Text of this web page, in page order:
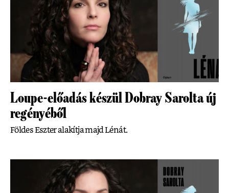
Loupe-előadás készül Dobray Sarolta új
regényéből
Földes Eszter alakítja majd Lénát.